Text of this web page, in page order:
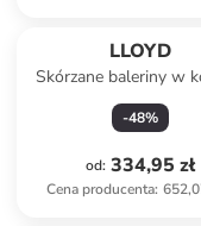
LLOYD
Skórzane baleriny w
beżowym
-48%
od: 334,95 zł
Cena producenta: